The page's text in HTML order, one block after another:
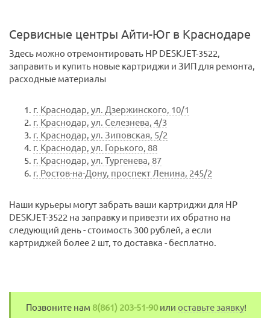
Сервисные центры Айти-Юг в Краснодаре
Здесь можно отремонтировать HP DESKJET-3522,
заправить и купить новые картриджи и ЗИП для ремонта,
расходные материалы
г. Краснодар, ул. Дзержинского, 10/1
г. Краснодар, ул. Селезнева, 4/3
г. Краснодар, ул. Зиповская, 5/2
г. Краснодар, ул. Горького, 88
г. Краснодар, ул. Тургенева, 87
г. Ростов-на-Дону, проспект Ленина, 245/2
Наши курьеры могут забрать ваши картриджи для HP
DESKJET-3522 на заправку и привезти их обратно на
следующий день - стоимость 300 рублей, а если
картриджей более 2 шт, то доставка - бесплатно.
Позвоните нам 8(861) 203-51-90или оставьте заявку!